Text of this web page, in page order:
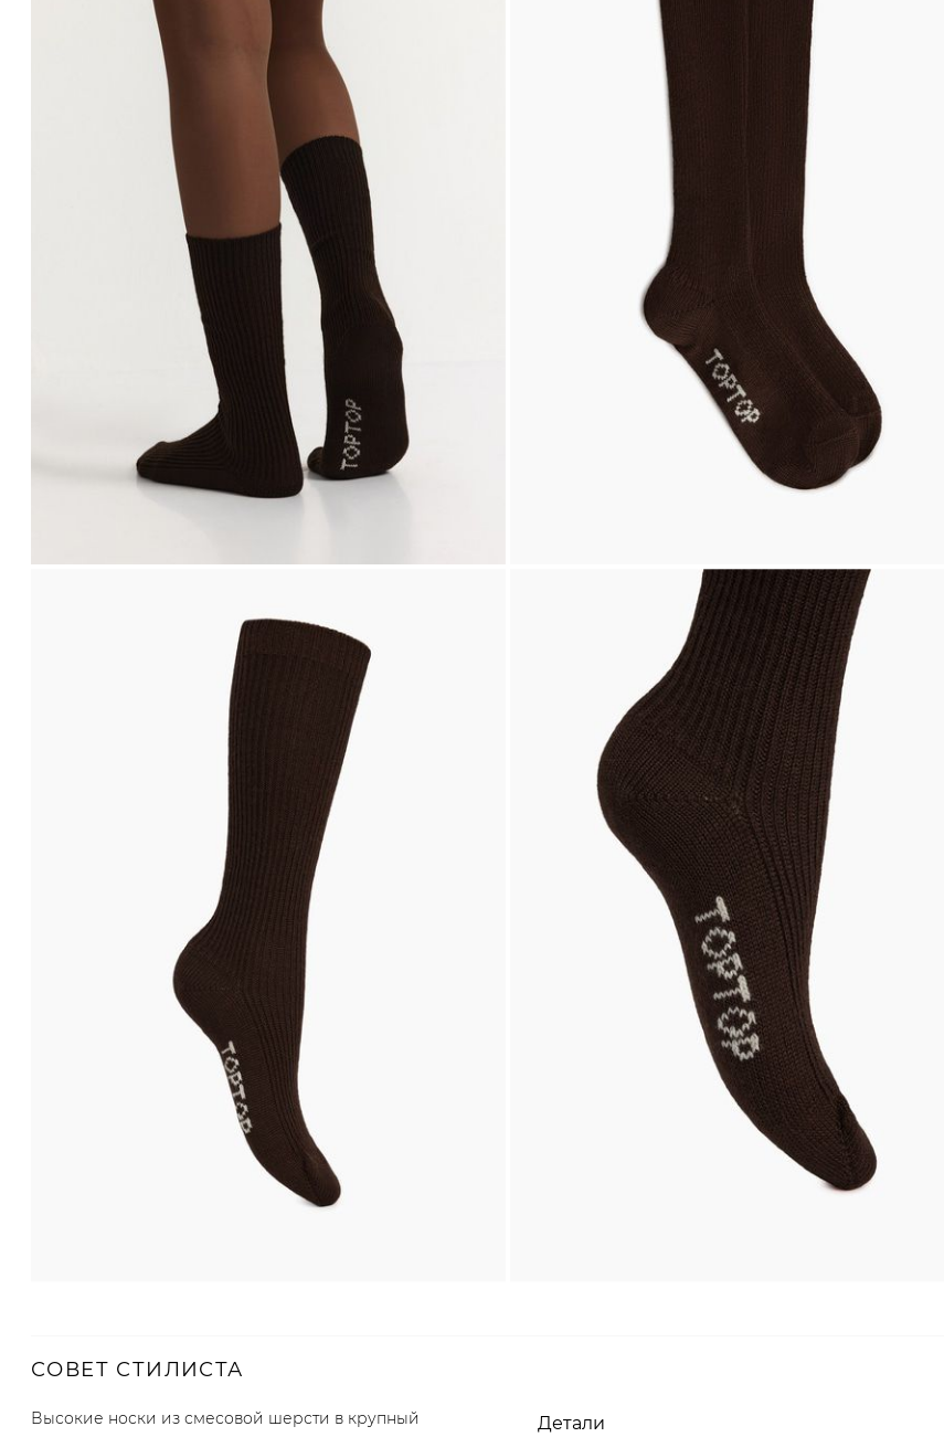
СОВЕТ СТИЛИСТА
Высокие носки из смесовой шерсти в крупный
Детали